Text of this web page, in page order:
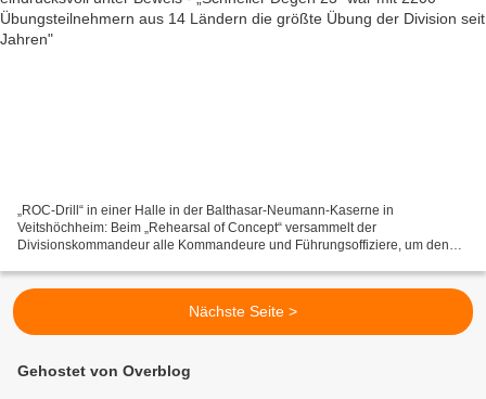
„ROC-Drill“ in einer Halle in der Balthasar-Neumann-Kaserne in
Veitshöchheim: Beim „Rehearsal of Concept“ versammelt der
Divisionskommandeur alle Kommandeure und Führungsoffiziere, um den
Nächste Seite >
Gehostet von Overblog